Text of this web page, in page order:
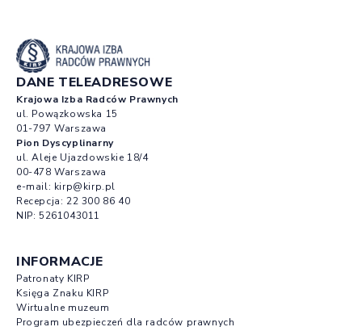
DANE TELEADRESOWE
Krajowa Izba Radców Prawnych
ul. Powązkowska 15
01-797 Warszawa
Pion Dyscyplinarny
ul. Aleje Ujazdowskie 18/4
00-478 Warszawa
e-mail: kirp@kirp.pl
Recepcja: 22 300 86 40
NIP: 5261043011
INFORMACJE
Patronaty KIRP
Księga Znaku KIRP
Wirtualne muzeum
Program ubezpieczeń dla radców prawnych